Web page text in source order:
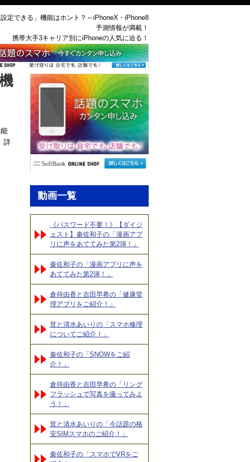
定できる」機能はホント？～iPhoneX・iPhone8
予測情報が満載！
携帯大手3キャリア別にiPhoneの人気に迫る！
詳
動画一覧
《パスワード不要！》【ダイジ
ェスト】秦佐和子の「漫画アプ
リに声をあててみた第2弾！」
秦佐和子の「漫画アプリに声を
あててみた第2弾！」
倉持由香と吉田早希の「健康管
理アプリをご紹介！」
茸と清水あいりの「スマホ修理
についてご紹介！」
秦佐和子の「SNOWをご紹
介！」
倉持由香と吉田早希の「リング
フラッシュで写真を撮ってみよ
う！」
茸と清水あいりの「今話題の格
安SIMスマホのご紹介！」
秦佐和子の「スマホでVRをご